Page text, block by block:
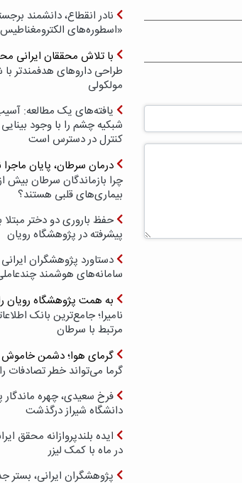
نادر انقطاع، دانشمند
«اسطوره‌های
با تلاش محققان ایرانی
طراحی داروهای هدفمندتر
مولکولی
یافته‌های یک مطالعه:
شبکیه چشم را با وجود
کنترل در دسترس است
درمان سرطان، پایان
چرا بازماندگان سرطان بیش
بیماری‌های قلبی هستند؟
حفظ باروری دو دختر
پیشرفته در پژوهشگاه رویان
دستاورد پژوهشگران
سامانه‌های هوشمند
به همت پژوهشگاه رویان
مرتبط با سرطان
گرمای هوا؛ دشمن خاموش
گرما می‌تواند خطر تصادفات
فرخ سعیدی، چهره
دانشگاه شیراز درگذشت
ایده بلندپروازانه محقق
در ماه با کمک لیزر
پژوهشگران ایرانی، بستر